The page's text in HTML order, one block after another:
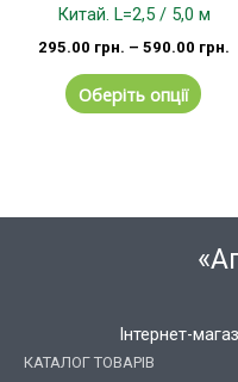
Китай. L=2,5 / 5,0 м
295.00 грн. – 590.00 грн.
Оберіть опції
Інтернет-
КАТАЛОГ ТОВАРІВ